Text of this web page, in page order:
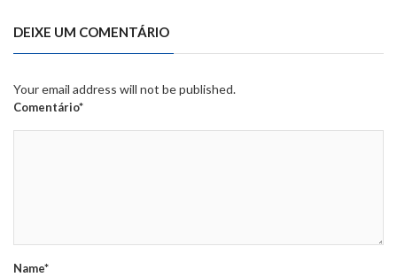
DEIXE UM COMENTÁRIO
Your email address will not be published.
Comentário*
Name*